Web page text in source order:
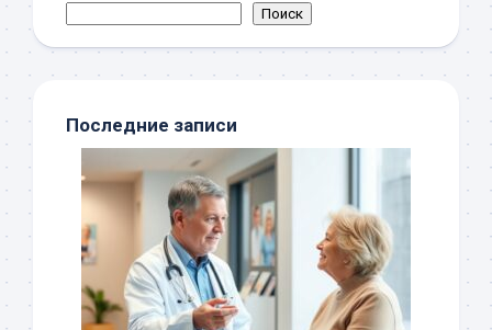
Поиск
Последние записи